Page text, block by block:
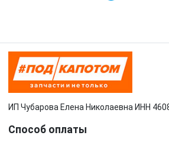
ИП Чубарова Елена Николаевна ИНН
Способ оплаты